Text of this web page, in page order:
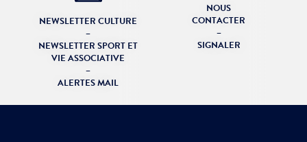
NEWSLETTER CULTURE
–
NEWSLETTER SPORT ET
VIE ASSOCIATIVE
–
ALERTES MAIL
NOUS
CONTACTER
–
SIGNALER